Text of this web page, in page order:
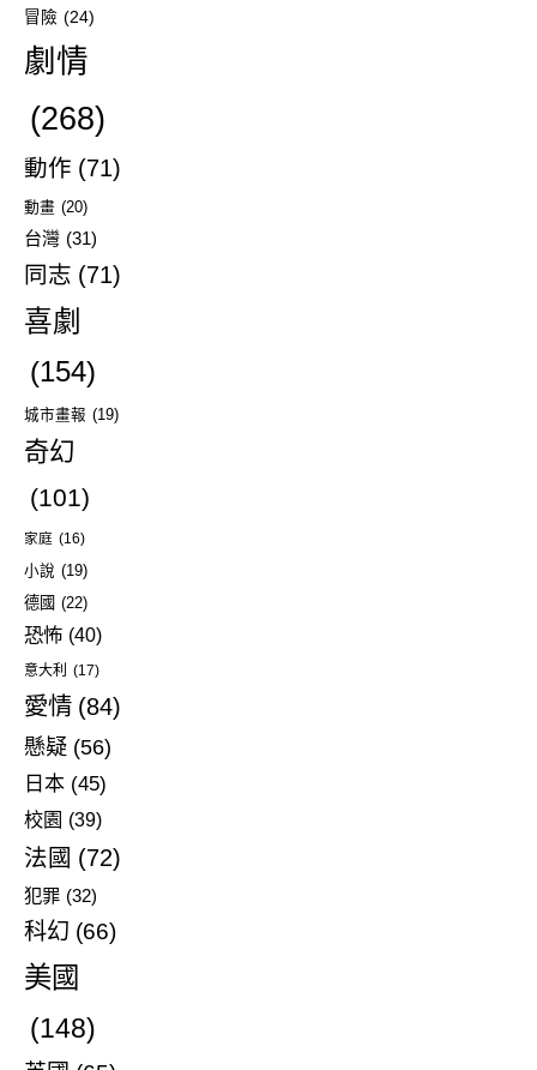
冒險 (24)
劇情
(268)
動作 (71)
動畫 (20)
台灣 (31)
同志 (71)
喜劇
(154)
城市畫報 (19)
奇幻
(101)
家庭 (16)
小說 (19)
德國 (22)
恐怖 (40)
意大利 (17)
愛情 (84)
懸疑 (56)
日本 (45)
校園 (39)
法國 (72)
犯罪 (32)
科幻 (66)
美國
(148)